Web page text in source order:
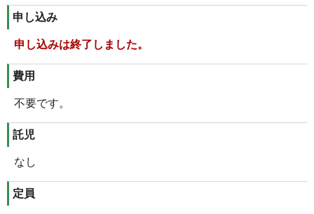
申し込み
申し込みは終了しました。
費用
不要です。
託児
なし
定員